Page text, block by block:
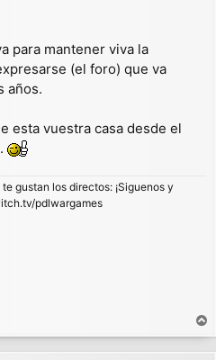
para mantener viva la
(el foro) que va
años.
esta vuestra casa desde el
gustan los directos: ¡Siguenos y
pdlwargames
r
r